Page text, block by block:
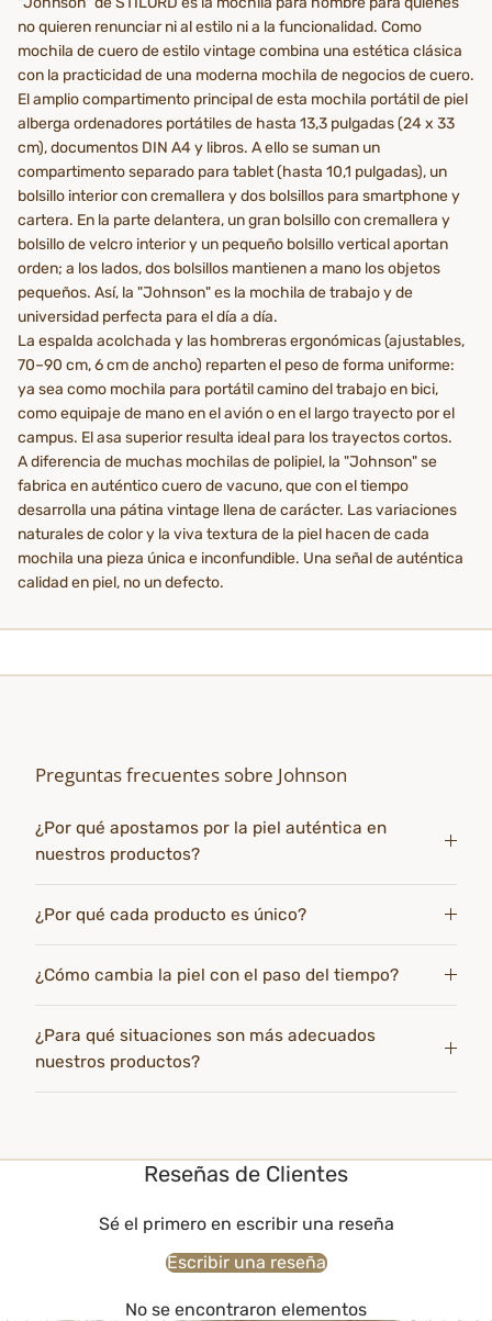
no quieren renunciar ni al estilo ni a la funcionalidad. Como
mochila de cuero de estilo vintage combina una estética clásica
con la practicidad de una moderna mochila de negocios de cuero.
El amplio compartimento principal de esta mochila portátil de piel
alberga ordenadores portátiles de hasta 13,3 pulgadas (24 x 33
cm), documentos DIN A4 y libros. A ello se suman un
compartimento separado para tablet (hasta 10,1 pulgadas), un
bolsillo interior con cremallera y dos bolsillos para smartphone y
cartera. En la parte delantera, un gran bolsillo con cremallera y
bolsillo de velcro interior y un pequeño bolsillo vertical aportan
orden; a los lados, dos bolsillos mantienen a mano los objetos
pequeños. Así, la "Johnson" es la mochila de trabajo y de
universidad perfecta para el día a día.
La espalda acolchada y las hombreras ergonómicas (ajustables,
70–90 cm, 6 cm de ancho) reparten el peso de forma uniforme:
ya sea como mochila para portátil camino del trabajo en bici,
como equipaje de mano en el avión o en el largo trayecto por el
campus. El asa superior resulta ideal para los trayectos cortos.
A diferencia de muchas mochilas de polipiel, la "Johnson" se
fabrica en auténtico cuero de vacuno, que con el tiempo
desarrolla una pátina vintage llena de carácter. Las variaciones
naturales de color y la viva textura de la piel hacen de cada
mochila una pieza única e inconfundible. Una señal de auténtica
calidad en piel, no un defecto.
Preguntas frecuentes sobre Johnson
¿Por qué apostamos por la piel auténtica en
nuestros productos?
¿Por qué cada producto es único?
¿Cómo cambia la piel con el paso del tiempo?
¿Para qué situaciones son más adecuados
nuestros productos?
Reseñas de Clientes
Sé el primero en escribir una reseña
Escribir una reseña
No se encontraron elementos